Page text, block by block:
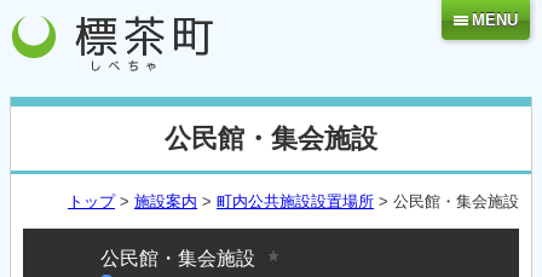
MENU
公民館・集会施設
トップ> 施設案内 > 町内公共施設設置場所 > 公民館・集会施設